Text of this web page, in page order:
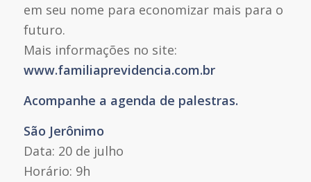
em seu nome para economizar mais para o
futuro.
Mais informações no site:
www.familiaprevidencia.com.br
Acompanhe a agenda de palestras.
São Jerônimo
Data: 20 de julho
Horário: 9h